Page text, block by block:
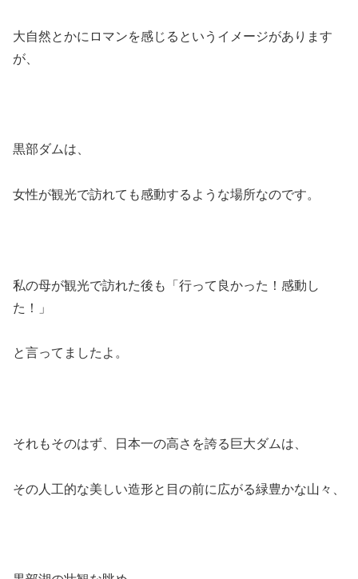
大自然とかにロマンを感じるというイメージがあります
が、
黒部ダムは、
女性が観光で訪れても感動するような場所なのです。
私の母が観光で訪れた後も「行って良かった！感動し
た！」
と言ってましたよ。
それもそのはず、日本一の高さを誇る巨大ダムは、
その人工的な美しい造形と目の前に広がる緑豊かな山々、